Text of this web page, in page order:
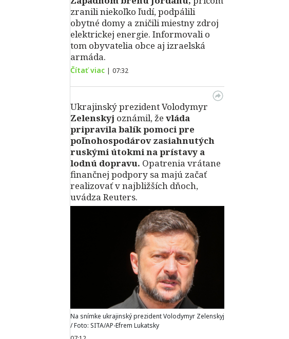
zranili niekoľko ľudí, podpálili
obytné domy a zničili miestny zdroj
elektrickej energie. Informovali o
tom obyvatelia obce aj izraelská
armáda.
Čítať viac | 07:32
Ukrajinský prezident Volodymyr
Zelenskyj oznámil, že vláda
pripravila balík pomoci pre
poľnohospodárov zasiahnutých
ruskými útokmi na prístavy a
lodnú dopravu. Opatrenia vrátane
finančnej podpory sa majú začať
realizovať v najbližších dňoch,
uvádza Reuters.
Na snímke ukrajinský prezident Volodymyr Zelenskyj
/ Foto: SITA/AP-Efrem Lukatsky